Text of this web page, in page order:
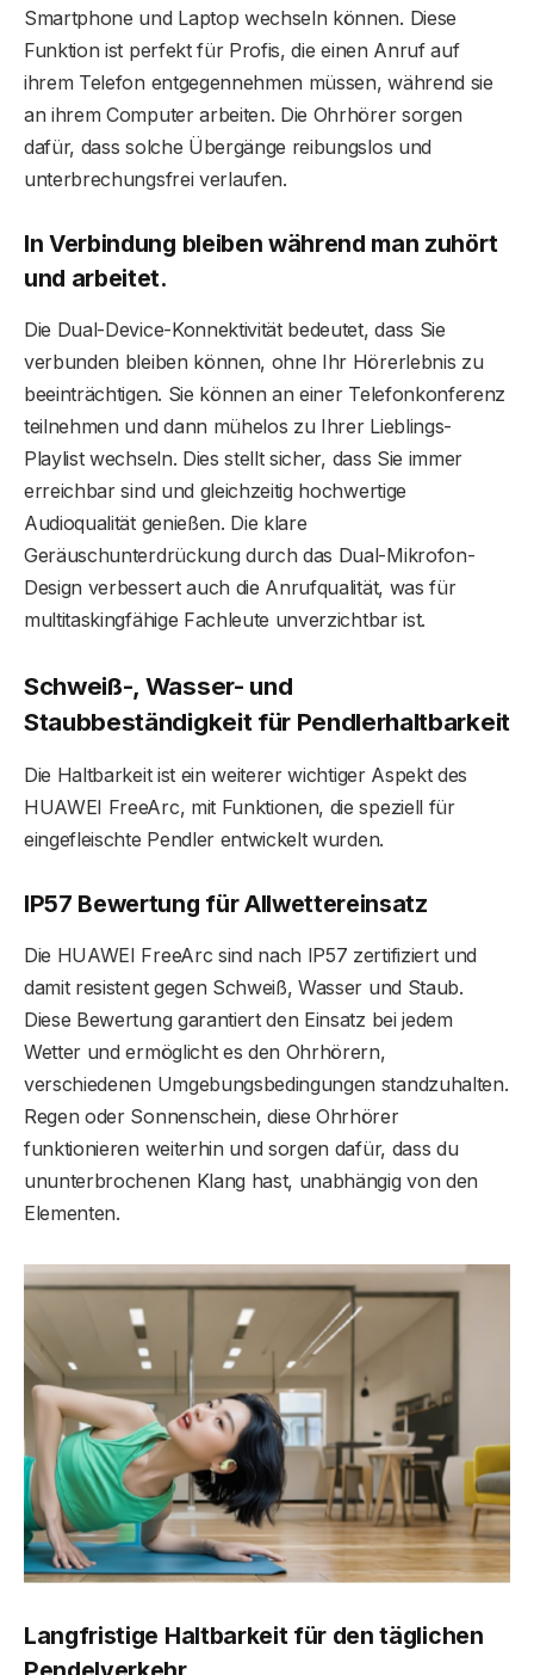
Smartphone und Laptop wechseln können. Diese
Funktion ist perfekt für Profis, die einen Anruf auf
ihrem Telefon entgegennehmen müssen, während sie
an ihrem Computer arbeiten. Die Ohrhörer sorgen
dafür, dass solche Übergänge reibungslos und
unterbrechungsfrei verlaufen.
In Verbindung bleiben während man zuhört
und arbeitet.
Die Dual-Device-Konnektivität bedeutet, dass Sie
verbunden bleiben können, ohne Ihr Hörerlebnis zu
beeinträchtigen. Sie können an einer Telefonkonferenz
teilnehmen und dann mühelos zu Ihrer Lieblings-
Playlist wechseln. Dies stellt sicher, dass Sie immer
erreichbar sind und gleichzeitig hochwertige
Audioqualität genießen. Die klare
Geräuschunterdrückung durch das Dual-Mikrofon-
Design verbessert auch die Anrufqualität, was für
multitaskingfähige Fachleute unverzichtbar ist.
Schweiß-, Wasser- und
Staubbeständigkeit für Pendlerhaltbarkeit
Die Haltbarkeit ist ein weiterer wichtiger Aspekt des
HUAWEI FreeArc, mit Funktionen, die speziell für
eingefleischte Pendler entwickelt wurden.
IP57 Bewertung für Allwettereinsatz
Die HUAWEI FreeArc sind nach IP57 zertifiziert und
damit resistent gegen Schweiß, Wasser und Staub.
Diese Bewertung garantiert den Einsatz bei jedem
Wetter und ermöglicht es den Ohrhörern,
verschiedenen Umgebungsbedingungen standzuhalten.
Regen oder Sonnenschein, diese Ohrhörer
funktionieren weiterhin und sorgen dafür, dass du
ununterbrochenen Klang hast, unabhängig von den
Elementen.
Langfristige Haltbarkeit für den täglichen